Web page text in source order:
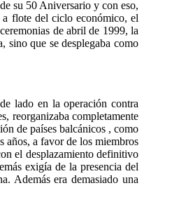
su 50 Aniversario y con eso,
a flote del ciclo económico, el
de abril de 1999, la
que se desplegaba como
lado en la operación contra
reorganizaba completamente
de países balcánicos , como
años, a favor de los miembros
el desplazamiento definitivo
exigía de la presencia del
Además era demasiado una